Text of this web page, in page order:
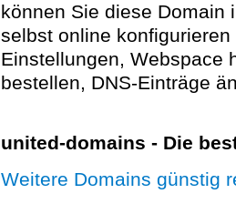
können Sie diese Domain
selbst online
Einstellungen, Webspace
bestellen, DNS-Einträge
united-domains - Die
Weitere Domains günstig